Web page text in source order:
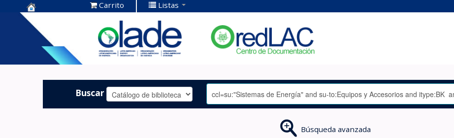
Centro de
Documentación
OLADE -
Carrito Listas
Buscar
Búsqueda avanzada